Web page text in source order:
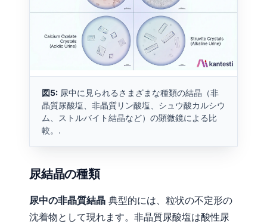
図5: 尿中に見られるさまざまな種類の結晶（非
晶質尿酸塩、非晶質リン酸塩、シュウ酸カルシウ
ム、ストルバイト結晶など）の顕微鏡による比
較。.
尿結晶の種類
尿中の非晶質結晶 典型的には、粒状の不定形の
沈着物として現れます。非晶質尿酸塩は酸性尿